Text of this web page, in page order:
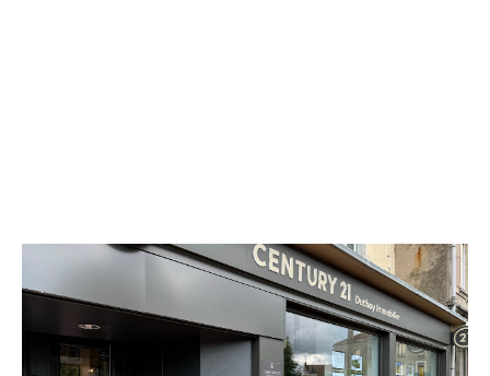
CENTURY 21 Duthoy Immobilier
14 rue Gambetta
JARNY - 54800